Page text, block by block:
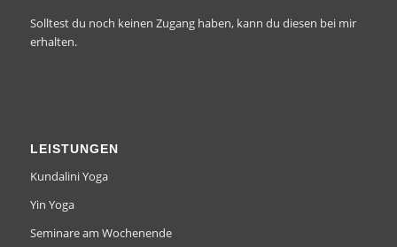
Solltest du noch keinen Zuganghaben, kann du diesen bei mir
erhalten.
LEISTUNGEN
Kundalini Yoga
Yin Yoga
Seminare am Wochenende